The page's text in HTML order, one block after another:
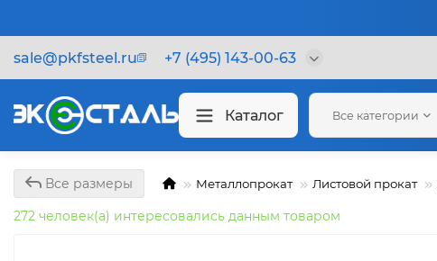
sale@pkfsteel.ru +7 (495) 143-00-63
Каталог Все категории
Все размеры Металлопрокат Листовой прокат
272 человек(а) интересовались данным товаром